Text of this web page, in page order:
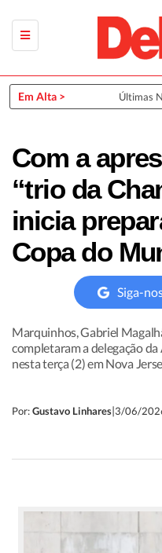
Em Alta > Últimas
Com a
“trio da
inicia
Copa do
Siga-
Marquinhos, Gabriel
completaram a delegação
nesta terça (2) em Nova
Por:Gustavo Linhares|3/06/